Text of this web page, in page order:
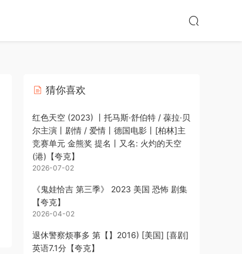
猜你喜欢
红色天空 (2023) 丨托马斯·舒伯特 / 葆拉·贝
尔主演丨剧情 / 爱情丨德国电影丨[柏林]主
竞赛单元 金熊奖 提名丨又名: 火灼的天空
(港)【夸克】
2026-07-02
《鬼娃恰吉 第三季》 2023 美国 恐怖 剧集
【夸克】
2026-04-02
退休警察烦事多 第【】2016) [美国] [喜剧]
英语7.1分【夸克】